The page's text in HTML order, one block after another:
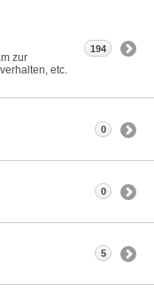
zur
etc.
194
0
0
5